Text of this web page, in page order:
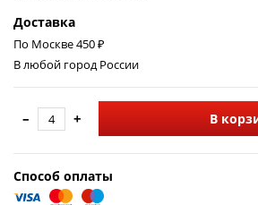
Доставка
По Москве 450 ₽
В любой город России
– + В
Способ оплаты